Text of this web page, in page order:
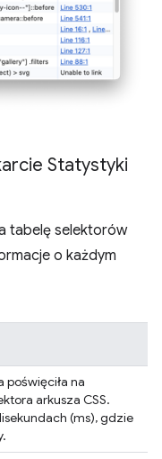
Statystyki
tabelę selektorów
o każdym
poświęciła na
arkusza CSS.
(ms), gdzie